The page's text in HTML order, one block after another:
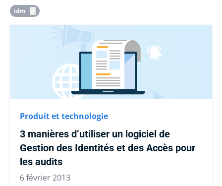
idm
Produit et technologie
3 manières d’utiliser un logiciel de
Gestion des Identités et des Accès pour
les audits
6 février 2013